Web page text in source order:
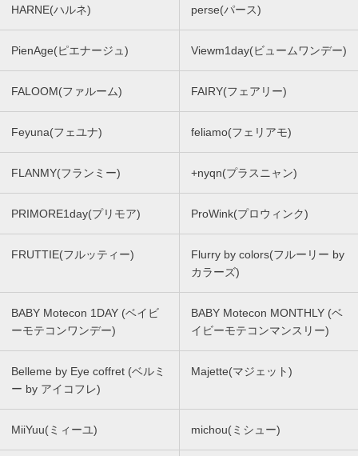
HARNE(ハルネ) perse(パース)
PienAge(ピエナージュ) Viewm1day(ビュームワンデー)
FALOOM(ファルーム) FAIRY(フェアリー)
Feyuna(フェユナ) feliamo(フェリアモ)
FLANMY(フランミー) +nyqn(プラスニャン)
PRIMORE1day(プリモア) ProWink(プロウィンク)
FRUTTIE(フルッティー)
Flurry by colors(フルーリー by
カラーズ)
BABY Motecon 1DAY (ベイビ
ーモテコンワンデー)
BABY Motecon MONTHLY (ベ
イビーモテコンマンスリー)
Belleme by Eye coffret (ベルミ
ー by アイコフレ)
Majette(マジェット)
MiiYuu(ミィーユ) michou(ミシュー)